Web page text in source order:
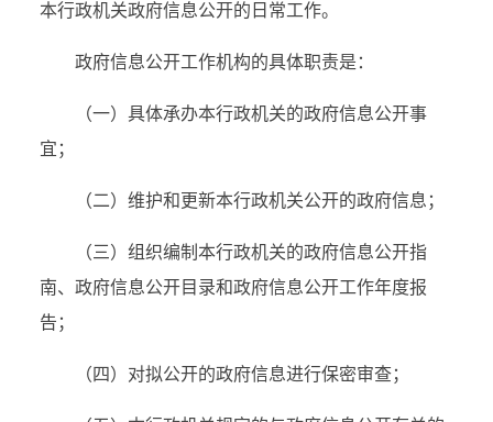
本行政机关政府信息公开的日常工作。
政府信息公开工作机构的具体职责是：
（一）具体承办本行政机关的政府信息公开事
宜；
（二）维护和更新本行政机关公开的政府信息；
（三）组织编制本行政机关的政府信息公开指
南、政府信息公开目录和政府信息公开工作年度报
告；
（四）对拟公开的政府信息进行保密审查；